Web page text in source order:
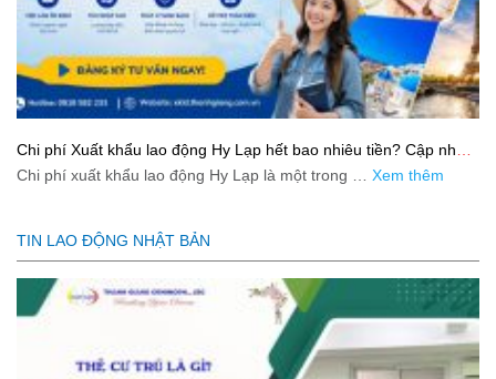
Chi phí Xuất khẩu lao động Hy Lạp hết bao nhiêu tiền? Cập nhật
mới nhất 2026
Chi phí xuất khẩu lao động Hy Lạp là một trong … Xem thêm
TIN LAO ĐỘNG NHẬT BẢN